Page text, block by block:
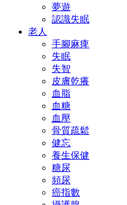
夢遊
認識失眠
老人
手腳麻痺
失眠
失智
皮膚乾癢
血脂
血糖
血壓
骨質疏鬆
健忘
養生保健
糖尿
頻尿
癌指數